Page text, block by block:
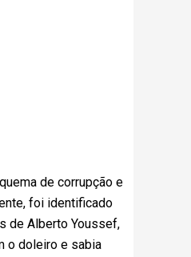
de corrupção e
foi identificado
de Alberto Youssef,
o doleiro e sabia